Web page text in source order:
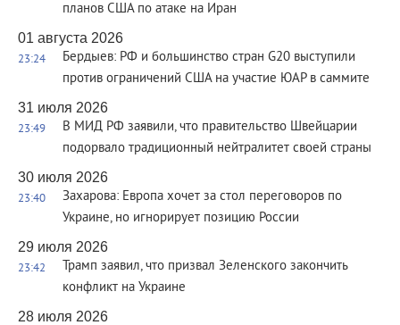
планов США по атаке на Иран
01 августа 2026
23:24
Бердыев: РФ и большинство стран G20 выступили
против ограничений США на участие ЮАР в саммите
31 июля 2026
23:49
В МИД РФ заявили, что правительство Швейцарии
подорвало традиционный нейтралитет своей страны
30 июля 2026
23:40
Захарова: Европа хочет за стол переговоров по
Украине, но игнорирует позицию России
29 июля 2026
23:42
Трамп заявил, что призвал Зеленского закончить
конфликт на Украине
28 июля 2026